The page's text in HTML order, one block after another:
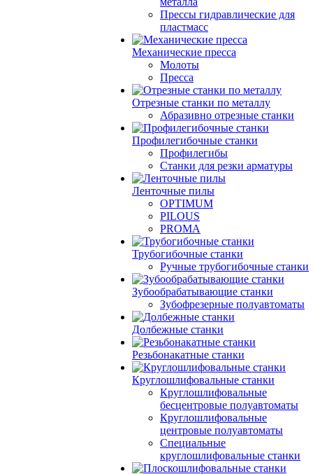
Прессы гидравлические для
пластмасс
Механические пресса
Молоты
Пресса
Отрезные станки по металлу
Абразивно отрезные станки
Профилегибочные станки
Профилегибы
Станки для резки арматуры
Ленточные пилы
OPTIMUM
PILOUS
PROMA
Трубогибочные станки
Ручные трубогибочные станки
Зубообрабатывающие станки
Зубофрезерные полуавтоматы
Долбежные станки
Резьбонакатные станки
Круглошлифовальные станки
Круглошлифовальные
бесцентровые полуавтоматы
Круглошлифовальные
центровые полуавтоматы
Специальные
круглошлифовальные станки